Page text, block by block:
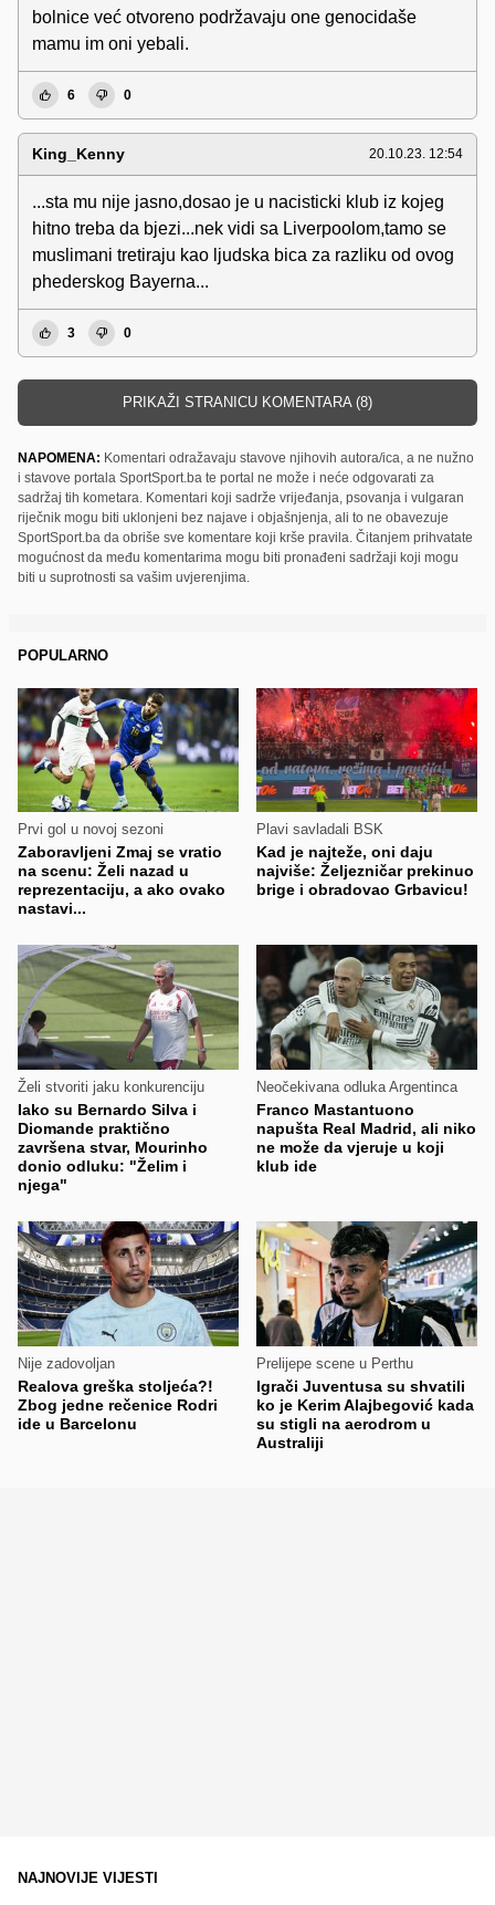
bolnice već otvoreno podržavaju one genocidaše
mamu im oni yebali.
6 0
King_Kenny 20.10.23. 12:54
...sta mu nije jasno,dosao je u nacisticki klub iz kojeg
hitno treba da bjezi...nek vidi sa Liverpoolom,tamo se
muslimani tretiraju kao ljudska bica za razliku od ovog
phederskog Bayerna...
3 0
PRIKAŽI STRANICU KOMENTARA (8)
NAPOMENA: Komentari odražavaju stavove njihovih autora/ica, a ne nužno
i stavove portala SportSport.ba te portal ne može i neće odgovarati za
sadržaj tih kometara. Komentari koji sadrže vrijeđanja, psovanja i vulgaran
riječnik mogu biti uklonjeni bez najave i objašnjenja, ali to ne obavezuje
SportSport.ba da obriše sve komentare koji krše pravila. Čitanjem prihvatate
mogućnost da među komentarima mogu biti pronađeni sadržaji koji mogu
biti u suprotnosti sa vašim uvjerenjima.
POPULARNO
Prvi gol u novoj sezoni
Zaboravljeni Zmaj se vratio
na scenu: Želi nazad u
reprezentaciju, a ako ovako
nastavi...
Plavi savladali BSK
Kad je najteže, oni daju
najviše: Željezničar prekinuo
brige i obradovao Grbavicu!
Želi stvoriti jaku konkurenciju
Iako su Bernardo Silva i
Diomande praktično
završena stvar, Mourinho
donio odluku: "Želim i
njega"
Neočekivana odluka Argentinca
Franco Mastantuono
napušta Real Madrid, ali niko
ne može da vjeruje u koji
klub ide
Nije zadovoljan
Realova greška stoljeća?!
Zbog jedne rečenice Rodri
ide u Barcelonu
Prelijepe scene u Perthu
Igrači Juventusa su shvatili
ko je Kerim Alajbegović kada
su stigli na aerodrom u
Australiji
NAJNOVIJE VIJESTI